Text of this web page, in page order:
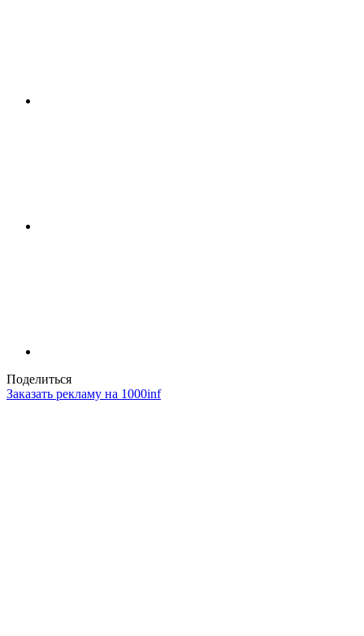
Поделиться
Заказать рекламу на 1000inf